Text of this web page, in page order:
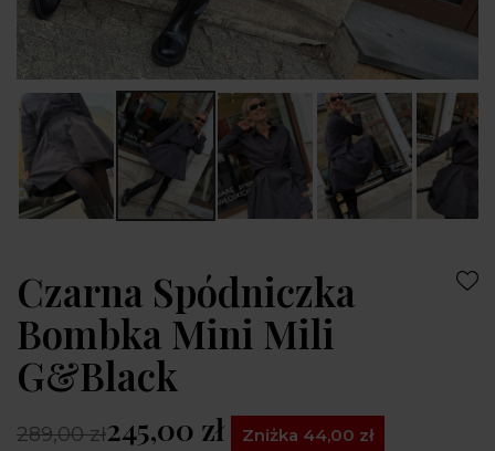
Czarna Spódniczka
Bombka Mini Mili
G&Black
289,00 zł245,00 zł
Zniżka 44,00 zł